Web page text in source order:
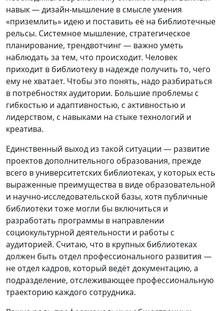
навык — дизайн-мышление в смысле умения
«приземлить» идею и поставить её на библиотечные
рельсы. Системное мышление, стратегическое
планирование, трендвотчинг — важно уметь
наблюдать за тем, что происходит. Человек
приходит в библиотеку в надежде получить то, чего
ему не хватает. Чтобы это понять, надо разбираться
в потребностях аудитории. Большие проблемы с
гибкостью и адаптивностью, с активностью и
лидерством, с навыками на стыке технологий и
креатива.
Единственный выход из такой ситуации — развитие
проектов дополнительного образования, прежде
всего в университетских библиотеках, у которых есть
выраженные преимущества в виде образовательной
и научно-исследовательской базы, хотя публичные
библиотеки тоже могли бы включиться и
разработать программы в направлении
социокультурной деятельности и работы с
аудиторией. Считаю, что в крупных библиотеках
должен быть отдел профессионального развития —
не отдел кадров, который ведёт документацию, а
подразделение, отслеживающее профессиональную
траекторию каждого сотрудника.